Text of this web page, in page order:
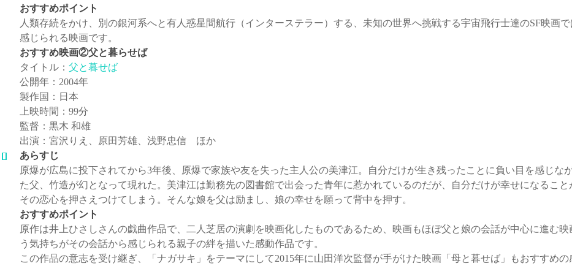
おすすめポイント
人類存続をかけ、別の銀河系へと有人惑星間航行（インターステラー）する、未知の世界へ挑戦する宇宙飛行士達のSF映画
感じられる映画です。
おすすめ映画②父と暮らせば
タイトル： 父と暮せば
公開年：2004年
製作国：日本
上映時間：99分
監督：黒木 和雄
出演：宮沢りえ、原田芳雄、浅野忠信 ほか
あらすじ
原爆が広島に投下されてから3年後、原爆で家族や友を失った主人公の美津江。自分だけが生き残ったことに負い目を感じな
た父、竹造が幻となって現れた。美津江は勤務先の図書館で出会った青年に惹かれているのだが、自分だけが幸せになるこ
その恋心を押さえつけてしまう。そんな娘を父は励まし、娘の幸せを願って背中を押す。
おすすめポイント
原作は井上ひさしさんの戯曲作品で、二人芝居の演劇を映画化したものであるため、映画もほぼ父と娘の会話が中心に進む
う気持ちがその会話から感じられる親子の絆を描いた感動作品です。
この作品の意志を受け継ぎ、「ナガサキ」をテーマにして2015年に山田洋次監督が手がけた映画「母と暮せば」もおすすめの